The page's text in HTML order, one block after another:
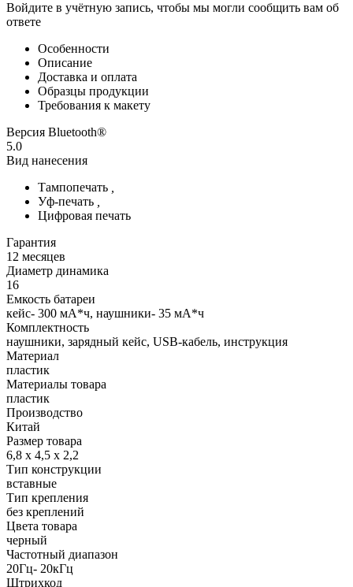
Войдите в учётную запись, чтобы мы могли сообщить вам об
ответе
Особенности
Описание
Доставка и оплата
Образцы продукции
Требования к макету
Версия Bluetooth®
5.0
Вид нанесения
Тампопечать
Уф-печать
Цифровая печать
Гарантия
12 месяцев
Диаметр динамика
16
Емкость батареи
кейс- 300 мА*ч, наушники- 35 мА*ч
Комплектность
наушники, зарядный кейс, USB-кабель, инструкция
Материал
пластик
Материалы товара
пластик
Производство
Китай
Размер товара
6,8 х 4,5 х 2,2
Тип конструкции
вставные
Тип крепления
без креплений
Цвета товара
черный
Частотный диапазон
20Гц- 20кГц
Штрихкод